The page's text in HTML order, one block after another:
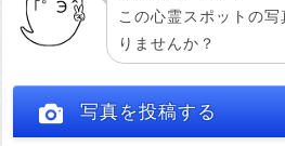
この心霊スポットの
りませんか？
写真を投稿する